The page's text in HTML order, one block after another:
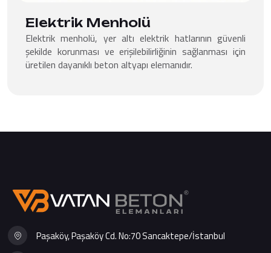
Elektrik Menholü
Elektrik menholü, yer altı elektrik hatlarının güvenli
şekilde korunması ve erişilebilirliğinin sağlanması için
üretilen dayanıklı beton altyapı elemanıdır.
Paşaköy, Paşaköy Cd. No:70 Sancaktepe/İstanbul